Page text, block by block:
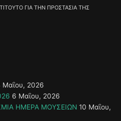
ΓΙΑ ΤΗΝ ΠΡΟΣΤΑΣΙΑ ΤΗΣ
Μαΐου, 2026
6 Μαΐου, 2026
ΗΜΕΡΑ ΜΟΥΣΕΙΩΝ 10 Μαΐου,